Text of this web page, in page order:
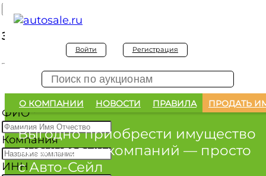
Войти Регистрация
О КОМПАНИИ НОВОСТИ ПРАВИЛА ПРОДАТЬ
Выгодно приобрести имущество
лизинговых компаний — просто
с Авто-Сейл
Заявка на покупку
Заявка на покупку изъятого а/м
ФИО*
Компания
ИНН